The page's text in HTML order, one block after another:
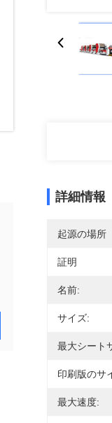
詳細情報
起源の場所
証明
名前:
サイズ:
最大シート
印刷版のサ
最大速度: